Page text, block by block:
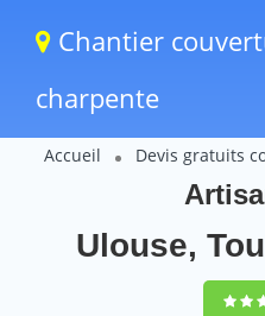
Chantier
charpente
Accueil Devis gratuits
Ulouse,